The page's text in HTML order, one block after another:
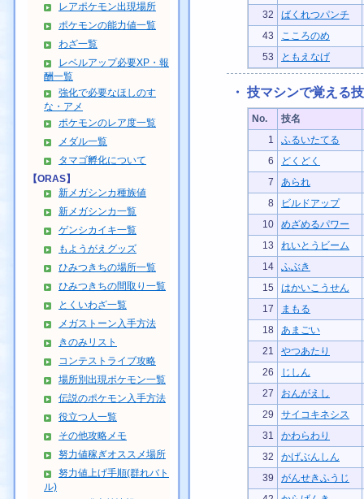
レアポケモン出現場所
ポケモンの能力値一覧
わざ一覧
レベルアップ必要XP・報
酬一覧
強化で必要なほしのす
な・アメ
ポケモンのレア度一覧
メダル一覧
タマゴ孵化について
【ORAS】
新メガシンカ種族値
新メガシンカ一覧
ゲンシカイキ一覧
もようがえグッズ
ひみつきちの場所一覧
ひみつきちの間取り一覧
とくいわざ一覧
メガストーン入手方法
きのみリスト
コンテストライブ攻略
場所別出現ポケモン一覧
伝説のポケモン入手方法
役立つ人一覧
その他攻略メモ
努力値稼ぎオススメ場所
努力値上げ手順(群れバト
ル)
32
ばくれつパンチ
43
こころのめ
53
ともえなげ
・ 技マシンで覚える技
No.
技名
1
ふるいたてる
6
どくどく
7
あられ
8
ビルドアップ
10
めざめるパワー
13
れいとうビーム
14
ふぶき
15
はかいこうせん
17
まもる
18
あまごい
21
やつあたり
26
じしん
27
おんがえし
29
サイコキネシス
31
かわらわり
32
かげぶんしん
39
がんせきふうじ